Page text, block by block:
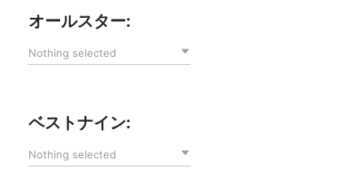
オールスター:
Nothing selected
ベストナイン:
Nothing selected